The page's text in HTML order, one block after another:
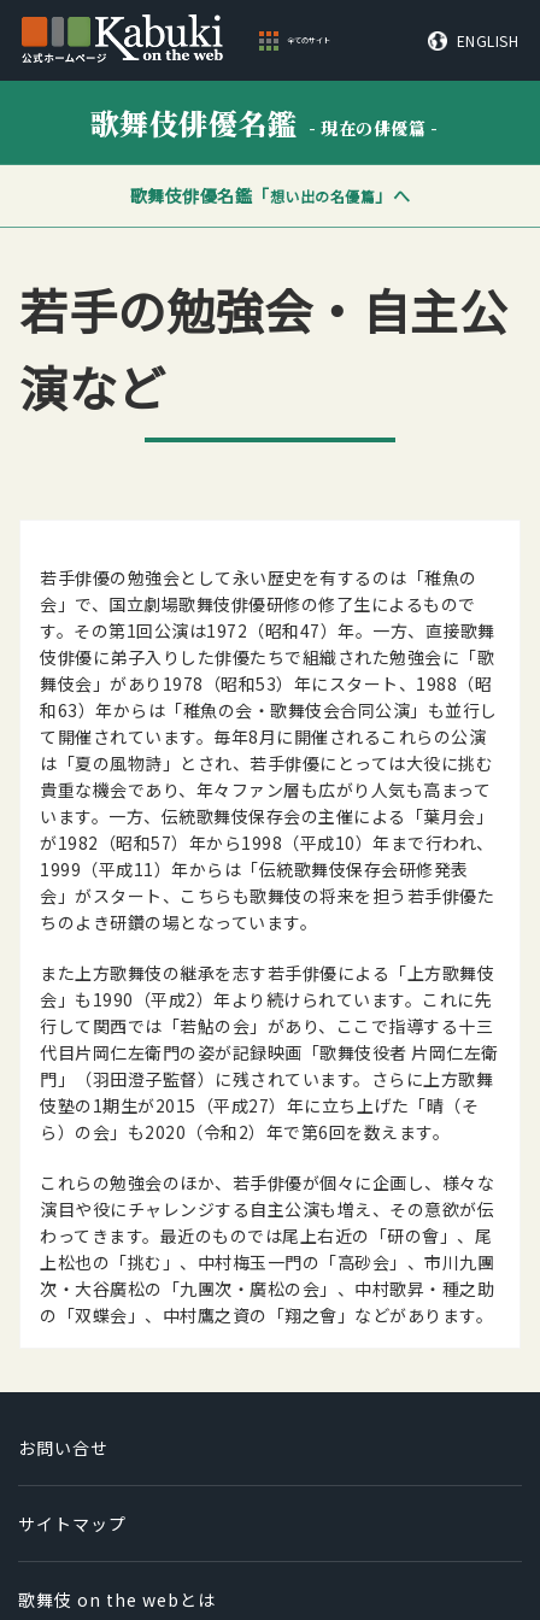
全てのサイト ENGLISH
歌舞伎俳優名鑑 - 現在の俳優篇 -
歌舞伎俳優名鑑「想い出の名優篇」へ
若手の勉強会・自主公
演など
若手俳優の勉強会として永い歴史を有するのは「稚魚の
会」で、国立劇場歌舞伎俳優研修の修了生によるもので
す。その第1回公演は1972（昭和47）年。一方、直接歌舞
伎俳優に弟子入りした俳優たちで組織された勉強会に「歌
舞伎会」があり1978（昭和53）年にスタート、1988（昭
和63）年からは「稚魚の会・歌舞伎会合同公演」も並行し
て開催されています。毎年8月に開催されるこれらの公演
は「夏の風物詩」とされ、若手俳優にとっては大役に挑む
貴重な機会であり、年々ファン層も広がり人気も高まって
います。一方、伝統歌舞伎保存会の主催による「葉月会」
が1982（昭和57）年から1998（平成10）年まで行われ、
1999（平成11）年からは「伝統歌舞伎保存会研修発表
会」がスタート、こちらも歌舞伎の将来を担う若手俳優た
ちのよき研鑽の場となっています。
また上方歌舞伎の継承を志す若手俳優による「上方歌舞伎
会」も1990（平成2）年より続けられています。これに先
行して関西では「若鮎の会」があり、ここで指導する十三
代目片岡仁左衛門の姿が記録映画「歌舞伎役者 片岡仁左衛
門」（羽田澄子監督）に残されています。さらに上方歌舞
伎塾の1期生が2015（平成27）年に立ち上げた「晴（そ
ら）の会」も2020（令和2）年で第6回を数えます。
これらの勉強会のほか、若手俳優が個々に企画し、様々な
演目や役にチャレンジする自主公演も増え、その意欲が伝
わってきます。最近のものでは尾上右近の「研の會」、尾
上松也の「挑む」、中村梅玉一門の「高砂会」、市川九團
次・大谷廣松の「九團次・廣松の会」、中村歌昇・種之助
の「双蝶会」、中村鷹之資の「翔之會」などがあります。
お問い合せ
サイトマップ
歌舞伎 on the webとは